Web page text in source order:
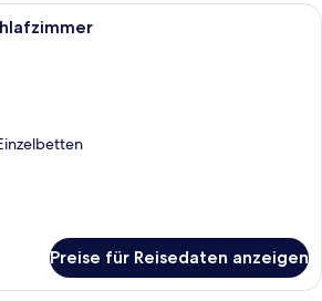
Ein Hotelzimmer mit Bett,
Preise für Reisedaten anzeigen